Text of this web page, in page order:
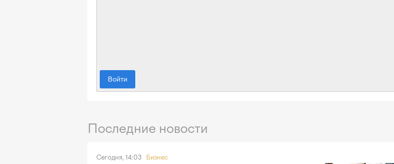
Войти
Последние новости
Сегодня, 14:03 Бизнес